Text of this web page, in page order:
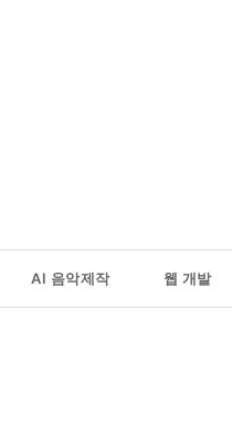
AI 음악제작 웹 개발